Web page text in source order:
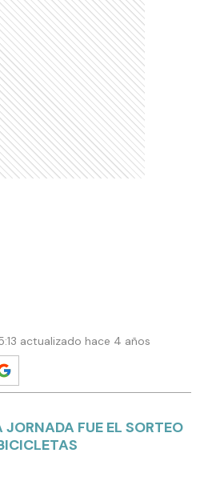
actualizado hace 4 años
FUE EL SORTEO